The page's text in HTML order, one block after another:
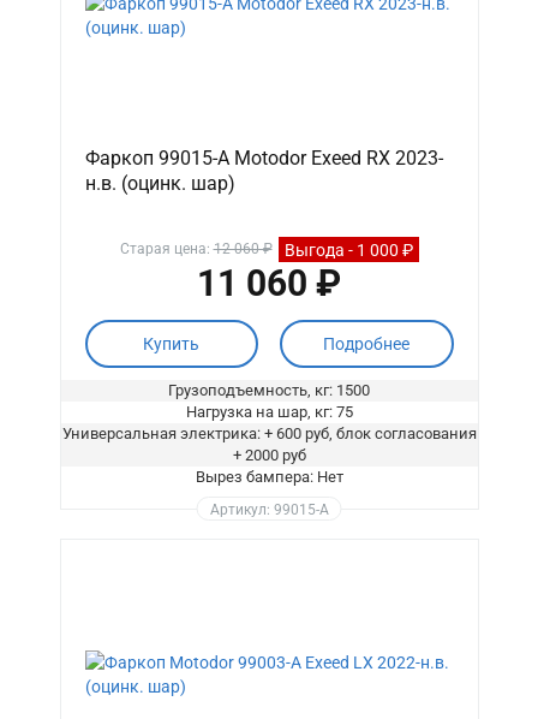
Фаркоп 99015-A Motodor Exeed RX 2023-
н.в. (оцинк. шар)
Старая цена:12 060 ₽ Выгода - 1 000 ₽
11 060 ₽
Купить Подробнее
Грузоподъемность, кг: 1500
Нагрузка на шар, кг: 75
Универсальная электрика: + 600 руб, блок согласования
+ 2000 руб
Вырез бампера: Нет
Артикул: 99015-A